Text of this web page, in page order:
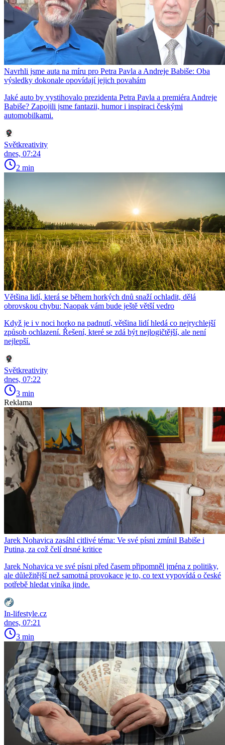
Navrhli jsme auta na míru pro Petra Pavla a Andreje Babiše: Oba
výsledky dokonale opovídají jejich povahám
Jaké auto by vystihovalo prezidenta Petra Pavla a premiéra Andreje
Babiše? Zapojili jsme fantazii, humor i inspiraci českými
automobilkami.
Světkreativity
dnes, 07:24
2 min
Většina lidí, která se během horkých dnů snaží ochladit, dělá
obrovskou chybu: Naopak vám bude ještě větší vedro
Když je i v noci horko na padnutí, většina lidí hledá co nejrychlejší
způsob ochlazení. Řešení, které se zdá být nejlogičtější, ale není
nejlepší.
Světkreativity
dnes, 07:22
3 min
Reklama
Jarek Nohavica zasáhl citlivé téma: Ve své písni zmínil Babiše i
Putina, za což čelí drsné kritice
Jarek Nohavica ve své písni před časem připomněl jména z politiky,
ale důležitější než samotná provokace je to, co text vypovídá o české
potřebě hledat viníka jinde.
In-lifestyle.cz
dnes, 07:21
3 min